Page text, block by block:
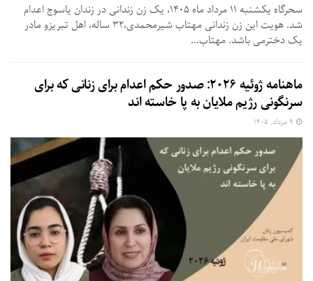
سحرگاه یکشنبه ۱۱ مرداد ماه ۱۴۰۵، یک زن زندانی در زندان یاسوج اعدام
شد. هویت این زن زندانی مهتاب شیرمحمدی،۳۲ ساله، اهل تبریزو مادر
یک دخترمی باشد. مهتاب...
ماهنامه ژوئیه ۲۰۲۶: صدور حکم اعدام برای زنانی که برای
سرنگونی رژیم ملایان به پا خاسته اند